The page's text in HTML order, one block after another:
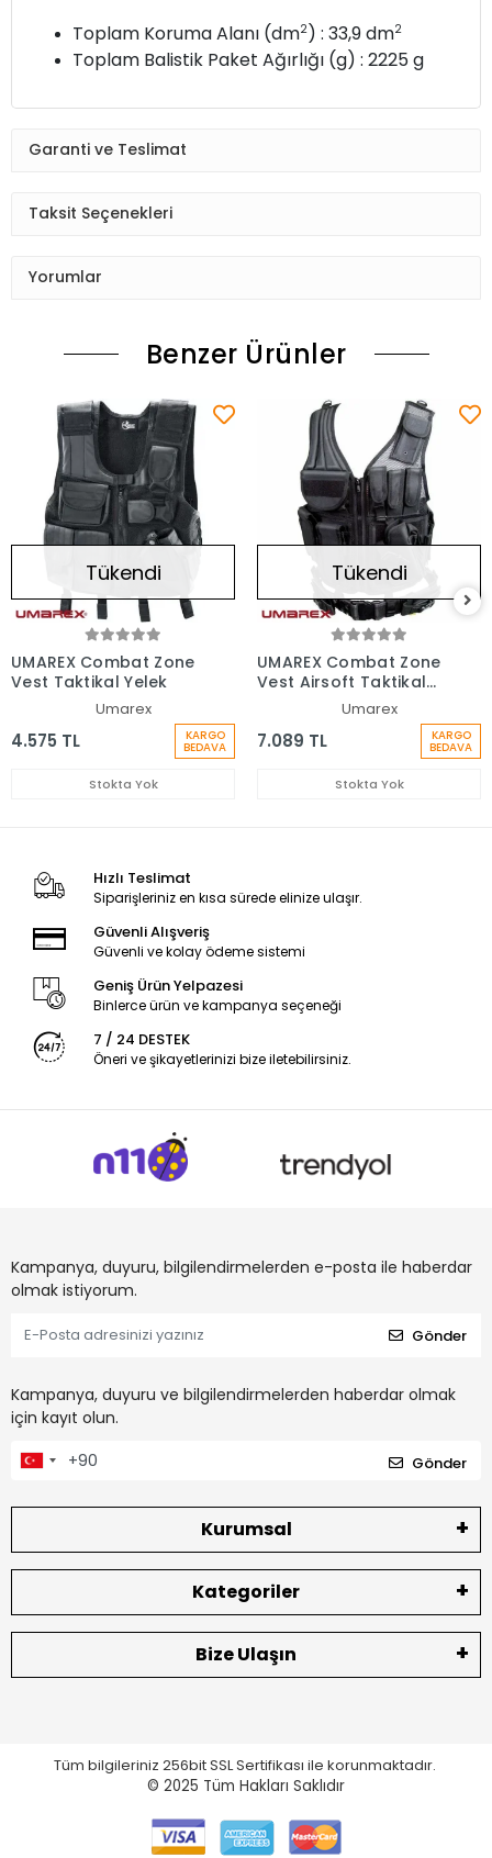
Toplam Koruma Alanı (dm2) : 33,9 dm2
Toplam Balistik Paket Ağırlığı (g) : 2225 g
Garanti ve Teslimat
Taksit Seçenekleri
Yorumlar
Benzer Ürünler
Tükendi
UMAREX Combat Zone
Vest Taktikal Yelek
Umarex
4.575 TL KARGO
BEDAVA
Stokta Yok
Tükendi
UMAREX Combat Zone
Vest Airsoft Taktikal
Umarex
7.089 TL KARGO
BEDAVA
Stokta Yok
Hızlı Teslimat
Siparişleriniz en kısa sürede elinize ulaşır.
Güvenli Alışveriş
Güvenli ve kolay ödeme sistemi
Geniş Ürün Yelpazesi
Binlerce ürün ve kampanya seçeneği
7 / 24 DESTEK
Öneri ve şikayetlerinizi bize iletebilirsiniz.
Kampanya, duyuru, bilgilendirmelerden e-posta ile haberdar
olmak istiyorum.
Gönder
Kampanya, duyuru ve bilgilendirmelerden haberdar olmak
için kayıt olun.
Gönder
Kurumsal
Kategoriler
Bize Ulaşın
Tüm bilgileriniz 256bit SSL Sertifikası ile korunmaktadır.
© 2025 Tüm Hakları Saklıdır